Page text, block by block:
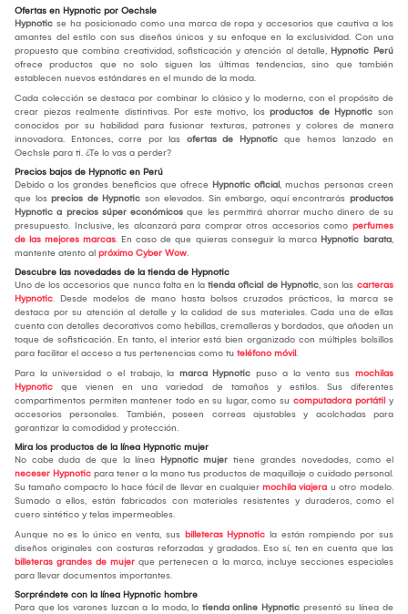
Ofertas en Hypnotic por Oechsle
Hypnotic se ha posicionado como una marca de ropa y accesorios que cautiva a los
amantes del estilo con sus diseños únicos y su enfoque en la exclusividad. Con una
propuesta que combina creatividad, sofisticación y atención al detalle, Hypnotic Perú
ofrece productos que no solo siguen las últimas tendencias, sino que también
establecen nuevos estándares en el mundo de la moda.
Cada colección se destaca por combinar lo clásico y lo moderno, con el propósito de
crear piezas realmente distintivas. Por este motivo, los productos de Hypnotic son
conocidos por su habilidad para fusionar texturas, patrones y colores de manera
innovadora. Entonces, corre por las ofertas de Hypnotic que hemos lanzado en
Oechsle para ti. ¿Te lo vas a perder?
Precios bajos de Hypnotic en Perú
Debido a los grandes beneficios que ofrece Hypnotic oficial, muchas personas creen
que los precios de Hypnotic son elevados. Sin embargo, aquí encontrarás productos
Hypnotic a precios súper económicos que les permitirá ahorrar mucho dinero de su
presupuesto. Inclusive, les alcanzará para comprar otros accesorios como perfumes
de las mejores marcas. En caso de que quieras conseguir la marca Hypnotic barata,
mantente atento al próximo Cyber Wow.
Descubre las novedades de la tienda de Hypnotic
Uno de los accesorios que nunca falta en la tienda oficial de Hypnotic, son las carteras
Hypnotic. Desde modelos de mano hasta bolsos cruzados prácticos, la marca se
destaca por su atención al detalle y la calidad de sus materiales. Cada una de ellas
cuenta con detalles decorativos como hebillas, cremalleras y bordados, que añaden un
toque de sofisticación. En tanto, el interior está bien organizado con múltiples bolsillos
para facilitar el acceso a tus pertenencias como tu teléfono móvil.
Para la universidad o el trabajo, la marca Hypnotic puso a la venta sus mochilas
Hypnotic que vienen en una variedad de tamaños y estilos. Sus diferentes
compartimentos permiten mantener todo en su lugar, como su computadora portátil y
accesorios personales. También, poseen correas ajustables y acolchadas para
garantizar la comodidad y protección.
Mira los productos de la línea Hypnotic mujer
No cabe duda de que la línea Hypnotic mujer tiene grandes novedades, como el
neceser Hypnotic para tener a la mano tus productos de maquillaje o cuidado personal.
Su tamaño compacto lo hace fácil de llevar en cualquier mochila viajera u otro modelo.
Sumado a ellos, están fabricados con materiales resistentes y duraderos, como el
cuero sintético y telas impermeables.
Aunque no es lo único en venta, sus billeteras Hypnotic la están rompiendo por sus
diseños originales con costuras reforzadas y gradados. Eso sí, ten en cuenta que las
billeteras grandes de mujer que pertenecen a la marca, incluye secciones especiales
para llevar documentos importantes.
Sorpréndete con la línea Hypnotic hombre
Para que los varones luzcan a la moda, la tienda online Hypnotic presentó su línea de